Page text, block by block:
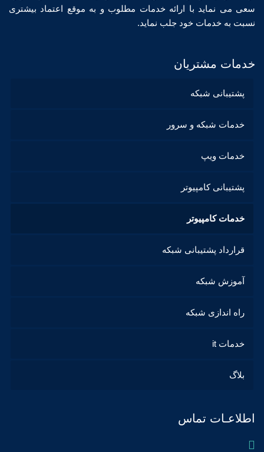
سعی می نماید با ارائه خدمات مطلوب و به موقع اعتماد بیشتری
نسبت به خدمات خود جلب نماید.
خدمات مشتریان
پشتیبانی شبکه
خدمات شبکه و سرور
خدمات ویپ
پشتیبانی کامپیوتر
خدمات کامپیوتر
قرارداد پشتیبانی شبکه
آموزش شبکه
راه اندازی شبکه
خدمات it
بلاگ
اطلاعـات تماس